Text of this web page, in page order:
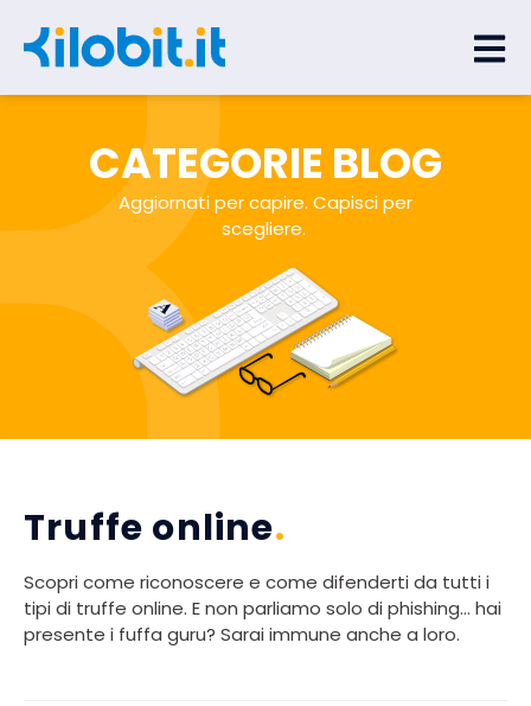
CATEGORIE BLOG
Aggiornati per capire. Capisci per
scegliere.
Truffe online.
Scopri come riconoscere e come difenderti da tutti i
tipi di truffe online. E non parliamo solo di phishing… hai
presente i fuffa guru? Sarai immune anche a loro.